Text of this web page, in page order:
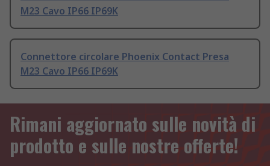
M23 Cavo IP66 IP69K
Connettore circolare Phoenix Contact Presa
M23 Cavo IP66 IP69K
Rimani aggiornato sulle novità di
prodotto e sulle nostre offerte!